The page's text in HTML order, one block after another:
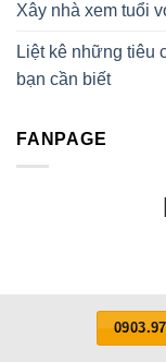
Xây nhà xem tuổi
Liệt kê những tiêu
bạn cần biết
FANPAGE